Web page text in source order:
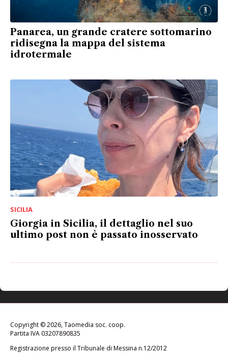
Panarea, un grande cratere sottomarino
ridisegna la mappa del sistema
idrotermale
SICILIA
Giorgia in Sicilia, il dettaglio nel suo
ultimo post non è passato inosservato
Copyright © 2026, Taomedia soc. coop.
Partita IVA 03207890835
Registrazione presso il Tribunale di Messina n.12/2012